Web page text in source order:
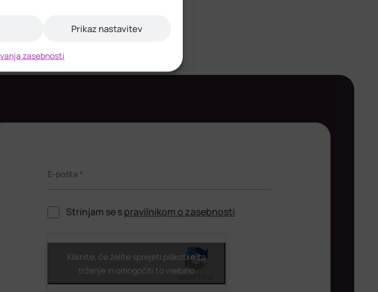
Prikaz nastavitev
zasebnosti
E-pošta *
Strinjam se spravilnikom o zasebnosti
ReCaptcha
Kliknite, če želite sprejeti piškotke za
trženje in omogočiti to vsebino